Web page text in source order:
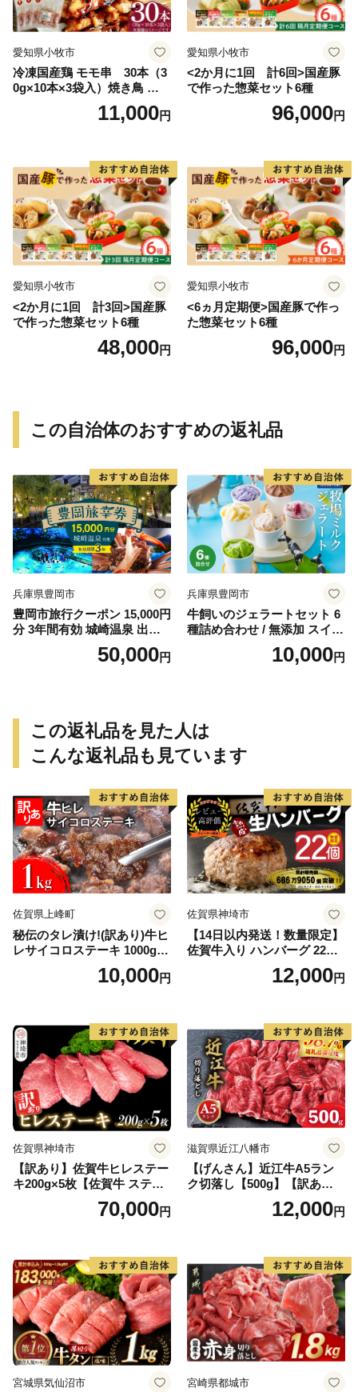
愛知県小牧市
冷凍国産鶏 モモ串 30本（3
0g×10本×3袋入）焼き鳥 おつ
まみ バーベキュー 小分け 国
産 鶏肉 焼鳥 やきとり 串 惣
11,000円
愛知県小牧市
<2か月に1回 計6回>国産豚
で作った惣菜セット6種
96,000円
愛知県小牧市
<2か月に1回 計3回>国産豚
で作った惣菜セット6種
48,000円
愛知県小牧市
<6ヵ月定期便>国産豚で作っ
た惣菜セット6種
96,000円
この自治体のおすすめの返礼品
兵庫県豊岡市
豊岡市旅行クーポン 15,000円
分 3年間有効 城崎温泉 出石
竹野 神鍋 など 宿泊施設 飲食
店 観光施設 250施設以上で使
50,000円
兵庫県豊岡市
牛飼いのジェラートセット 6
種詰め合わせ / 無添加 スイー
ツ ジェラート シャーベット
アイスクリーム 卵 小麦粉不
10,000円
この返礼品を見た人は
こんな返礼品も見ています
佐賀県上峰町
秘伝のタレ漬け!(訳あり)牛ヒ
レサイコロステーキ 1000g
10,000円
佐賀県神埼市
【14日以内発送！数量限定】
佐賀牛入り ハンバーグ 22個
2.6kg(120g×22個)【佐賀牛
黒毛和牛 ブランド牛 九州 ハ
気】(H083106)
12,000円
佐賀県神埼市
【訳あり】佐賀牛ヒレステー
キ200g×5枚【佐賀牛 ステー
キ ブランド肉 ヒレ肉 フィレ
肉 ジューシー ヘルシー】(H0
70,000円
滋賀県近江八幡市
【げんさん】近江牛A5ラン
ク切落し【500g】【訳あり】
12,000円
宮城県気仙沼市 宮崎県都城市